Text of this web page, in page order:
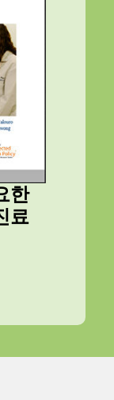
한
료